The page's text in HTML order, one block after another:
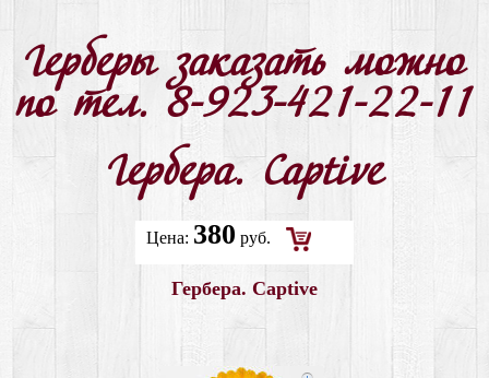
Герберы заказать можно
по тел. 8-923-421-22-11
Гербера. Captive
Цена: 380 руб.
Добавить
в
Гербера. Captive